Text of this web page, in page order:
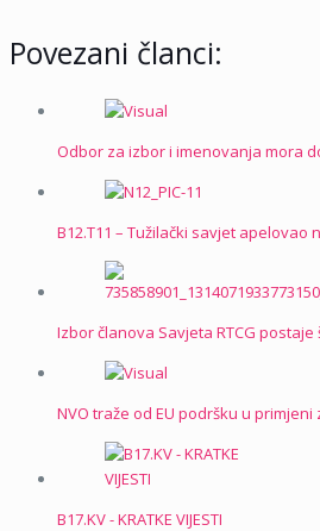
Povezani članci:
Odbor za izbor i imenovanja mora
B12.T11 – Tužilački savjet
Izbor članova Savjeta RTCG
NVO traže od EU podršku u
B17.KV - KRATKE VIJESTI